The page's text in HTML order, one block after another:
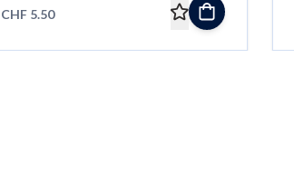
CHF 5.50